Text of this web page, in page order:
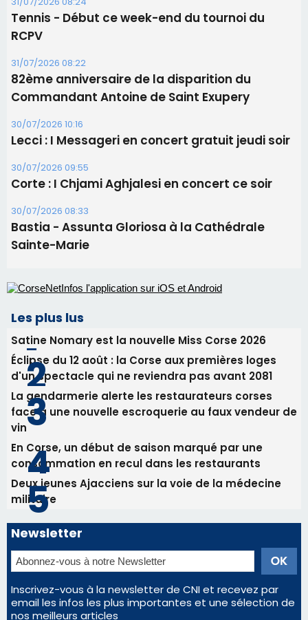
30/07/2026 09:55
Corte : I Chjami Aghjalesi en concert ce soir
Bastia - Assunta Gloriosa à la Cathédrale
Sainte-Marie
Satine Nomary est la nouvelle Miss Corse 2026
d'un spectacle qui ne reviendra pas avant 2081
La gendarmerie alerte les restaurateurs corses
face à une nouvelle escroquerie au faux vendeur de
En Corse, un début de saison marqué par une
Deux jeunes Ajacciens sur la voie de la médecine
militaire
Newsletter
Inscrivez-vous à la newsletter de CNI et recevez par
email les infos les plus importantes et une sélection de
nos meilleurs articles
Régie publicitaire
Nous contacter